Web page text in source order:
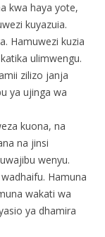
kwa haya yote,
kuyazuia.
Hamuwezi kuzia
ulimwengu.
zilizo janja
ya ujinga wa
kuona, na
na jinsi
wenyu.
Hamuna
wakati wa
ya dhamira